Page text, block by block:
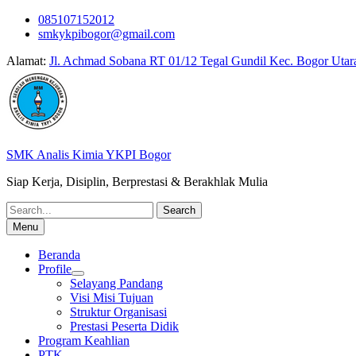
Skip
085107152012
smkykpibogor@gmail.com
Alamat: Jl. Achmad Sobana RT 01/12 Tegal Gundil Kec. Bogor
SMK Analis Kimia YKPI Bogor
Siap Kerja, Disiplin, Berprestasi & Berakhlak Mulia
Search
for:Menu
Beranda
Profile
Selayang Pandang
Visi Misi Tujuan
Struktur Organisasi
Prestasi Peserta Didik
Program Keahlian